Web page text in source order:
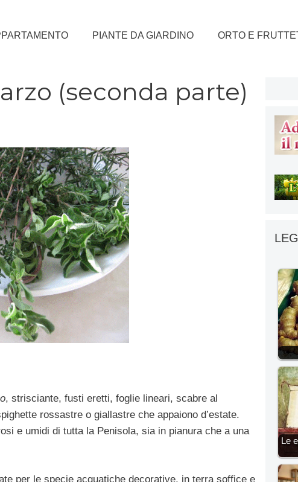
PIANTE DA GIARDINO ORTO E
(seconda parte)
, stri­sciante, fusti eretti, foglie lineari, scabre al
rossastre o giallastre che appaiono d’estate.
e umidi di tutta la Penisola, sia in pianura che a una
per le specie acquatiche decorative, in terra soffi­ce e
Le